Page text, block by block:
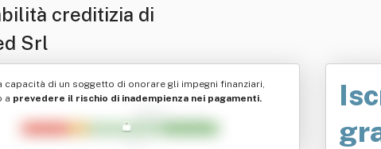
creditizia di
Srl
capacità di un soggetto di onorare gli impegni finanziari,
a prevedere il rischio di inadempienza nei pagamenti.